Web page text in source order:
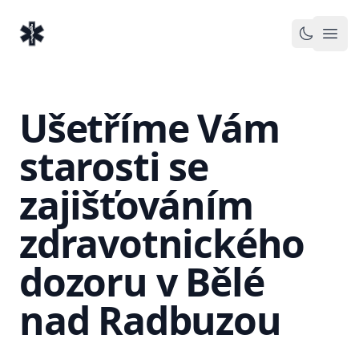
EventMedic.cz
Toggle
Ušetříme Vám
starosti se
zajišťováním
zdravotnického
dozoru v Bělé
nad Radbuzou